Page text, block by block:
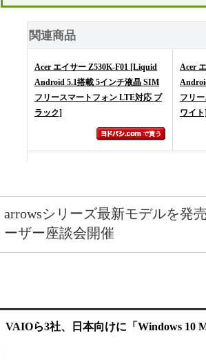
関連商品
Acer エイサー Z530K-F01 [Liquid
Android 5.1搭載 5インチ液晶 SIM
フリースマートフォン LTE対応 ブ
ラック]
Acer
フリ
ワイト]
arrowsシリーズ最新モデルを発
ーザー座談会開催
VAIOら3社、日本向けに「Windows 10